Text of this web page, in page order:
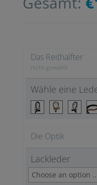
Das Reithalfter
nicht gewählt
Wähle eine
Die Optik
Lackleder